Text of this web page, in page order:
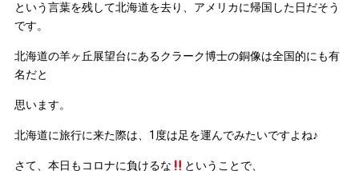
という言葉を残して北海道を去り、アメリカに帰国した日だそう
です。
北海道の羊ヶ丘展望台にあるクラーク博士の銅像は全国的にも有
名だと
思います。
北海道に旅行に来た際は、1度は足を運んでみたいですよね♪
さて、本日もコロナに負けるな ということで、